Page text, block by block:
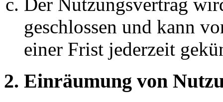
geschlossen und kann
einer Frist jederzeit
2. Einräumung von